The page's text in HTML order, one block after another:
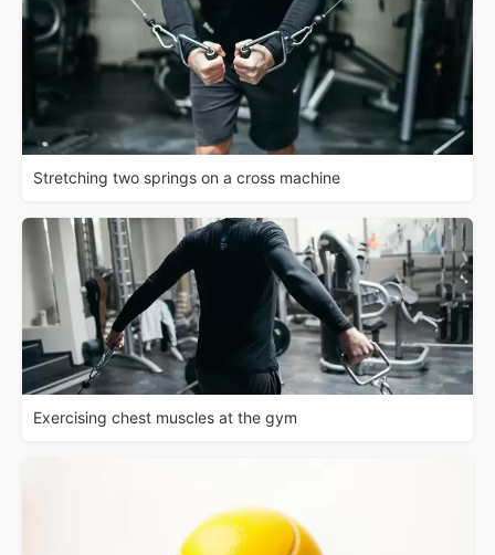
Stretching two springs on a cross machine
Exercising chest muscles at the gym